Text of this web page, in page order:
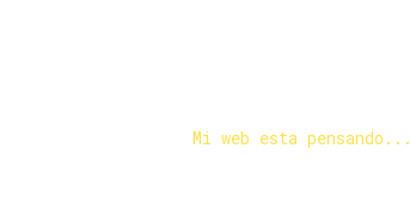
Mi web esta pensando...